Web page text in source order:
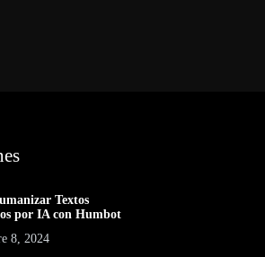
Textos
por IA con Humbot
8, 2024